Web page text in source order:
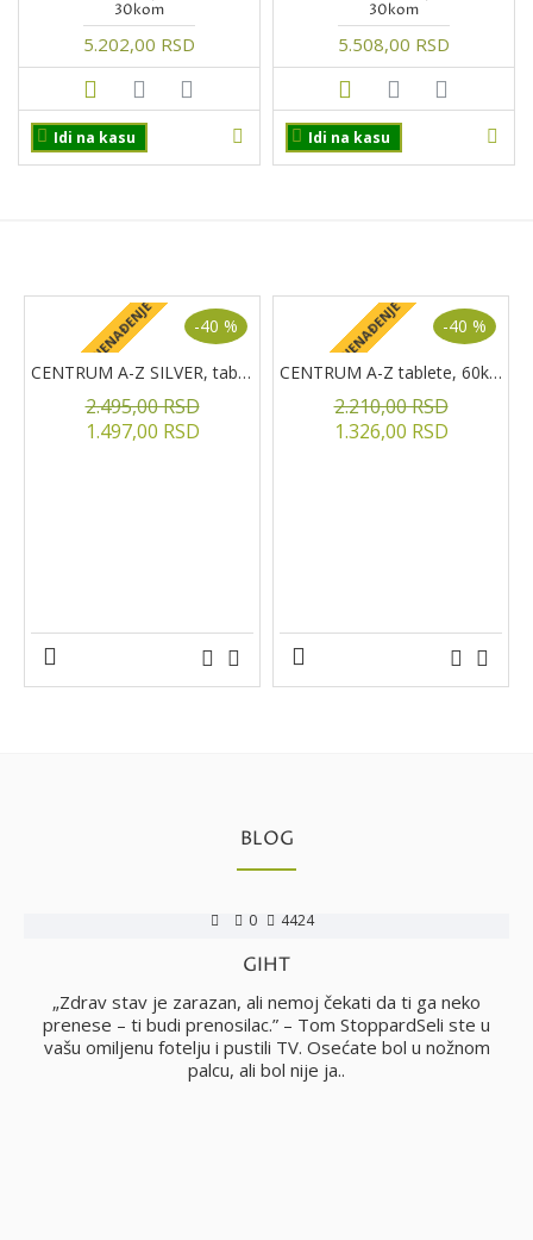
30kom
5.202,00 RSD
Idi na kasu
30kom
5.508,00 RSD
Idi na kasu
+ POKLON IZNENAĐENJE -40 %
CENTRUM A-Z SILVER, tablete, 60kom.
1.497,00 RSD
2.495,00 RSD + POKLON IZNENAĐENJE -40 %
CENTRUM A-Z tablete, 60kom
1.326,00 RSD
2.210,00 RSD
BLOG
0 4424
GIHT
„Zdrav stav je zarazan, ali nemoj čekati da ti ga neko
prenese – ti budi prenosilac.” – Tom StoppardSeli ste u
vašu omiljenu fotelju i pustili TV. Osećate bol u nožnom
palcu, ali bol nije ja..